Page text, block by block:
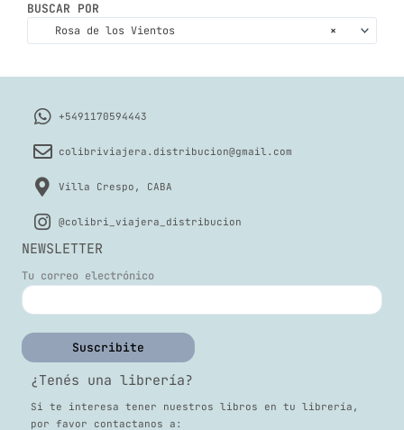
BUSCAR POR
×
Rosa de los Vientos
+5491170594443
colibriviajera.distribucion@gmail.com
Villa Crespo, CABA
@colibri_viajera_distribucion
NEWSLETTER
Tu correo electrónico
¿Tenés una librería?
Si te interesa tener nuestros libros en tu librería,
por favor contactanos a: